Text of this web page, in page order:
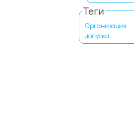
Теги
Организация
допуска